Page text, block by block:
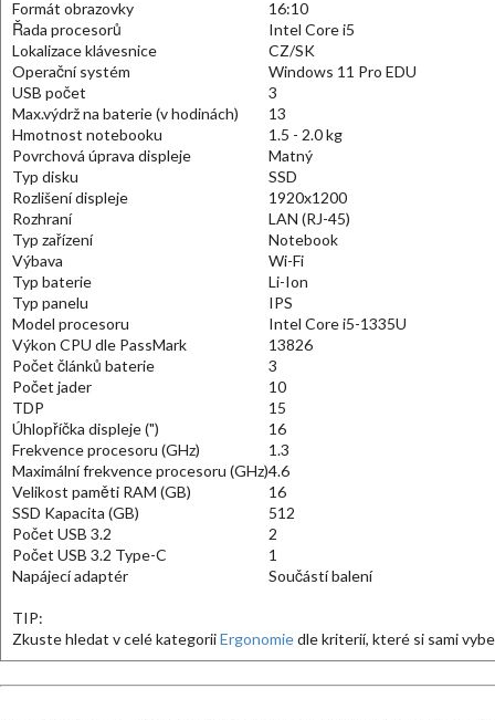
Formát obrazovky
16:10
Řada procesorů
Intel Core i5
Lokalizace klávesnice
CZ/SK
Operační systém
Windows 11 Pro EDU
USB počet
3
Max.výdrž na baterie (v hodinách)
13
Hmotnost notebooku
1.5 - 2.0 kg
Povrchová úprava displeje
Matný
Typ disku
SSD
Rozlišení displeje
1920x1200
Rozhraní
LAN (RJ-45)
Typ zařízení
Notebook
Výbava
Wi-Fi
Typ baterie
Li-Ion
Typ panelu
IPS
Model procesoru
Intel Core i5-1335U
Výkon CPU dle PassMark
13826
Počet článků baterie
3
Počet jader
10
TDP
15
Úhlopříčka displeje (")
16
Frekvence procesoru (GHz)
1.3
Maximální frekvence procesoru (GHz)4.6
Velikost paměti RAM (GB)
16
SSD Kapacita (GB)
512
Počet USB 3.2
2
Počet USB 3.2 Type-C
1
Napájecí adaptér
Součástí balení
TIP:
Zkuste hledat v celé kategoriiErgonomiedle kriterií, které si sami